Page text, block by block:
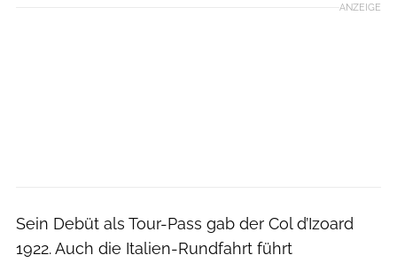
ANZEIGE
Sein Debüt als Tour-Pass gab der Col d’Izoard
1922. Auch die Italien-Rundfahrt führt